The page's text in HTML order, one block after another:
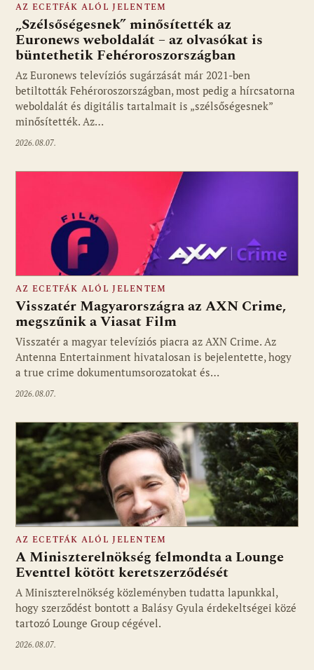
Fotó: media1.hu
AZ ECETFÁK ALÓL JELENTEM
„Szélsőségesnek” minősítették az
Euronews weboldalát – az olvasókat is
büntethetik Fehéroroszországban
Az Euronews televíziós sugárzását már 2021-ben
betiltották Fehéroroszországban, most pedig a hírcsatorna
weboldalát és digitális tartalmait is „szélsőségesnek”
minősítették. Az…
2026.08.07.
Fotó: media1.hu
AZ ECETFÁK ALÓL JELENTEM
Visszatér Magyarországra az AXN Crime,
megszűnik a Viasat Film
Visszatér a magyar televíziós piacra az AXN Crime. Az
Antenna Entertainment hivatalosan is bejelentette, hogy
a true crime dokumentumsorozatokat és…
2026.08.07.
Fotó: media1.hu
AZ ECETFÁK ALÓL JELENTEM
A Miniszterelnökség felmondta a Lounge
Eventtel kötött keretszerződését
A Miniszterelnökség közleményben tudatta lapunkkal,
hogy szerződést bontott a Balásy Gyula érdekeltségei közé
tartozó Lounge Group cégével.
2026.08.07.